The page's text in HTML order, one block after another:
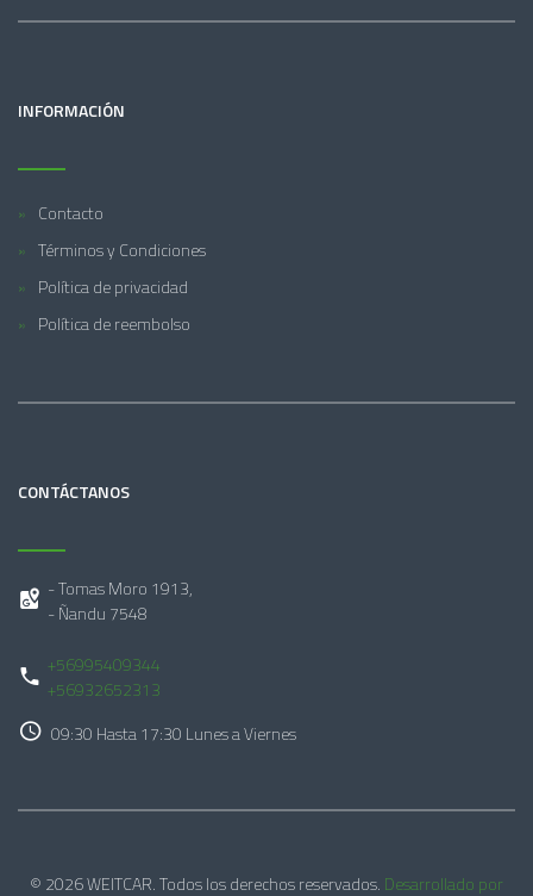
INFORMACIÓN
Contacto
Términos y Condiciones
Política de privacidad
Política de reembolso
CONTÁCTANOS
- Tomas Moro 1913,
- Ñandu 7548
+56995409344
+56932652313
09:30 Hasta 17:30 Lunes a Viernes
© 2026 WEITCAR. Todos los derechos reservados. Desarrollado por